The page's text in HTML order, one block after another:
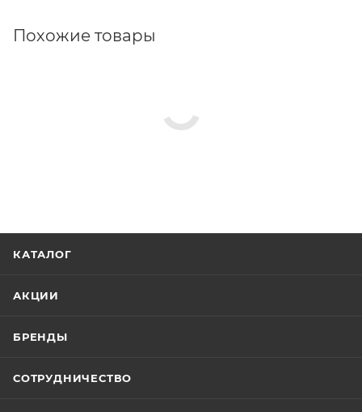
Похожие товары
КАТАЛОГ
АКЦИИ
БРЕНДЫ
СОТРУДНИЧЕСТВО